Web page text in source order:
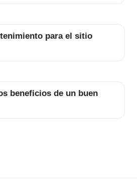
para el sitio
beneficios de un buen